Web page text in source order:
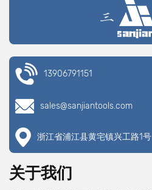
13906791151
sales@sanjiantools.com
浙江省浦江县黄宅镇兴工路1号
关于我们